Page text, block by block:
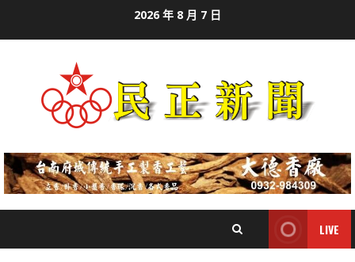
2026 年 8 月 7 日
LIVE